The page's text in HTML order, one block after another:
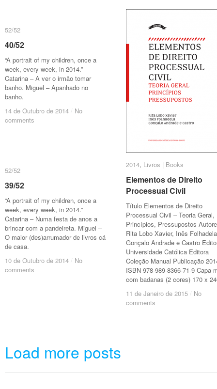
2014, Livros | Books
Elementos de Direito
Processual Civil
Título Elementos de Direito
Processual Civil – Teoria Geral,
Princípios, Pressupostos
Rita Lobo Xavier, Inês
Gonçalo Andrade e Castro
Universidade Católica Editora
Coleção Manual Publicação
ISBN 978-989-8366-71-9 Capa
com badanas (2 cores) 170 x
11 de Janeiro de 2015 / No
comments
2014 Livros | Books
Elementos de Direito
Processual Civil
11 de Janeiro de 2015 / No
comments
52/52
40/52
“A portrait of my children, once a
week, every week, in 2014.”
Catarina – A ver o irmão tomar
banho. Miguel – Apanhado no
banho.
14 de Outubro de 2014 / No
comments
52/52
40/52
14 de Outubro de 2014 / No
comments
52/52
39/52
“A portrait of my children, once a
week, every week, in 2014.”
Catarina – Numa festa de anos a
brincar com a pandeireta. Miguel –
O maior (des)arrumador de livros cá
de casa.
10 de Outubro de 2014 / No
comments
52/52
39/52
10 de Outubro de 2014 / No
comments
Load more posts